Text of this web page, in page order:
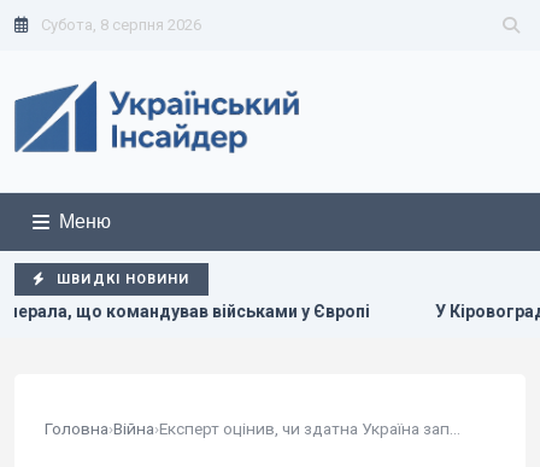
Субота, 8 серпня 2026
Меню
ШВИДКІ НОВИНИ
військами у Європі У Кіровоградській
Головна›Війна›